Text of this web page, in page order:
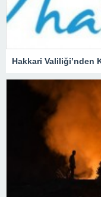
Hakkari Valiliği’nden